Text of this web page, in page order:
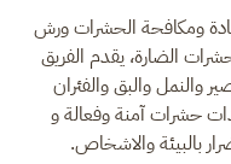
ومكافحة الحشرات ورش
الضارة، يقدم الفريق
والنمل والبق والفئران
حشرات آمنة وفعالة و
بالبيئة والاشخاص.